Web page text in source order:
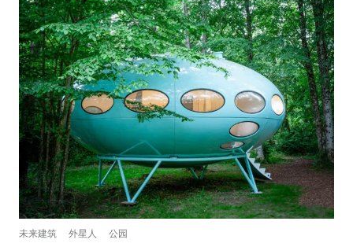
未来建筑 外星人 公园